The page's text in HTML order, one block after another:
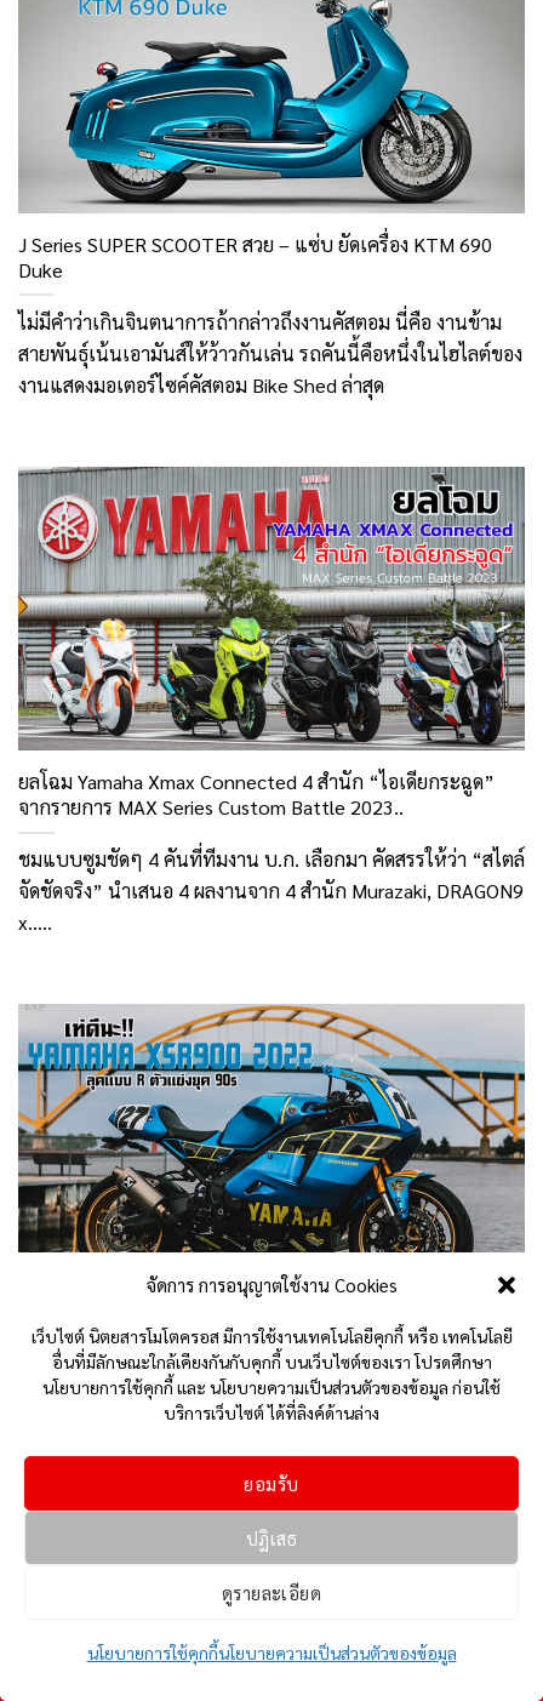
จัดการ การอนุญาตใช้งาน Cookies
เว็บไซต์ นิตยสารโมโตครอส มีการใช้งานเทคโนโลยีคุกกี้ หรือ เทคโนโลยี
อื่นที่มีลักษณะใกล้เคียงกันกับคุกกี้ บนเว็บไซต์ของเรา โปรดศึกษา
นโยบายการใช้คุกกี้ และ นโยบายความเป็นส่วนตัวของข้อมูล ก่อนใช้
บริการเว็บไซต์ ได้ที่ลิงค์ด้านล่าง
ยอมรับ
ปฏิเสธ
ดูรายละเอียด
นโยบายการใช้คุกกี้นโยบายความเป็นส่วนตัวของข้อมูล
J Series SUPER SCOOTER สวย – แซ่บ ยัดเครื่อง KTM 690
Duke
ไม่มีคำว่าเกินจินตนาการถ้ากล่าวถึงงานคัสตอม นี่คือ งานข้าม
สายพันธุ์เน้นเอามันส์ให้ว้าวกันเล่น รถคันนี้คือหนึ่งในไฮไลต์ของ
งานแสดงมอเตอร์ไซค์คัสตอม Bike Shed ล่าสุด
ยลโฉม Yamaha Xmax Connected 4 สำนัก “ไอเดียกระฉูด”
จากรายการ MAX Series Custom Battle 2023..
ชมแบบซูมชัดๆ 4 คันที่ทีมงาน บ.ก. เลือกมา คัดสรรให้ว่า “สไตล์
จัดชัดจริง” นำเสนอ 4 ผลงานจาก 4 สำนัก Murazaki, DRAGON9
x.....
เท่ดีนะ!! YAMAHA XSR900 2022 ลุคแบบ R ตัวแข่งยุค 90s
ผลงานจาก JMR Design บนแนวแต่งแบบตัวแข่ง RETRO
STYLE ที่ได้รับแรงบันดาลใจจาก Yamaha YZF750 เวอร์ชันปี